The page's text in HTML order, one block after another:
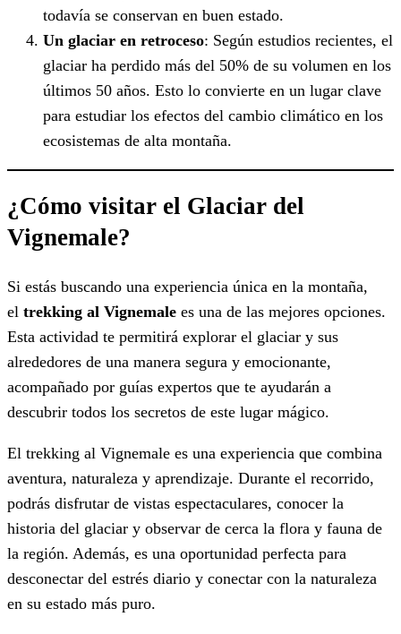
todavía se conservan en buen estado.
Un glaciar en retroceso: Según estudios recientes, el
glaciar ha perdido más del 50% de su volumen en los
últimos 50 años. Esto lo convierte en un lugar clave
para estudiar los efectos del cambio climático en los
ecosistemas de alta montaña.
¿Cómo visitar el Glaciar del
Vignemale?
Si estás buscando una experiencia única en la montaña,
el trekking al Vignemale es una de las mejores opciones.
Esta actividad te permitirá explorar el glaciar y sus
alrededores de una manera segura y emocionante,
acompañado por guías expertos que te ayudarán a
descubrir todos los secretos de este lugar mágico.
El trekking al Vignemale es una experiencia que combina
aventura, naturaleza y aprendizaje. Durante el recorrido,
podrás disfrutar de vistas espectaculares, conocer la
historia del glaciar y observar de cerca la flora y fauna de
la región. Además, es una oportunidad perfecta para
desconectar del estrés diario y conectar con la naturaleza
en su estado más puro.